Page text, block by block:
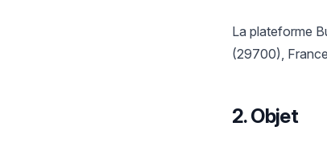
La plateforme
(29700),
2. Objet